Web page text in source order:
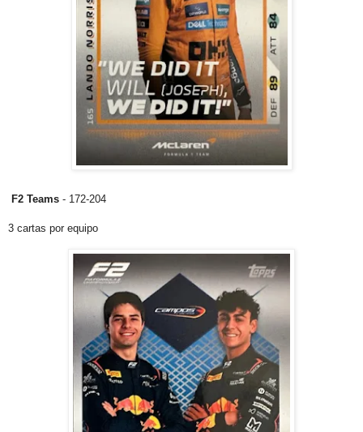
F2 Teams - 172-204
3 cartas por equipo